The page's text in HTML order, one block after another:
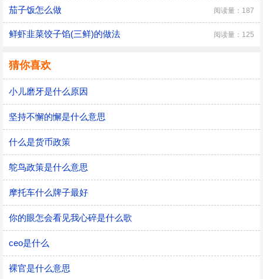
茄子饭怎么做 阅读量：187
鲜虾韭菜饺子馅(三鲜)的做法 阅读量：125
猜你喜欢
小儿磨牙是什么原因
坚持不懈的懈是什么意思
什么是货币政策
鸵鸟政策是什么意思
摩托车什么牌子最好
你的眼怎会看见我心碎是什么歌
ceo是什么
裸官是什么意思